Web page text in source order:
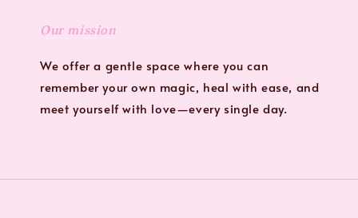
Our mission
We offer a gentle space where you can
remember your own magic, heal with ease, and
meet yourself with love—every single day.